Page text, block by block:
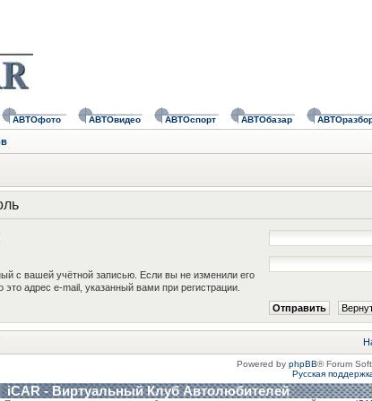
АВТОфото АВТОвидео АВТОспорт АВТОбазар
с вашей учётной записью. Если вы не изменили его
это адрес e-mail, указанный вами при регистрации.
Powered by phpBB® Forum
Русская
iCAR - Виртуальный Клуб Автолюбителей